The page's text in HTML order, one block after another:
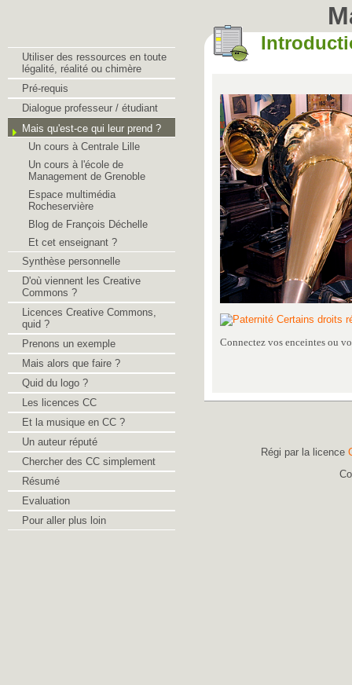
Utiliser des ressources en toute
légalité, réalité ou chimère
Pré-requis
Dialogue professeur / étudiant
Mais qu'est-ce qui leur prend ?
Un cours à Centrale Lille
Un cours à l'école de
Management de Grenoble
Espace multimédia
Rocheservière
Blog de François Déchelle
Et cet enseignant ?
Synthèse personnelle
D'où viennent les Creative
Commons ?
Licences Creative Commons,
quid ?
Prenons un exemple
Mais alors que faire ?
Quid du logo ?
Les licences CC
Et la musique en CC ?
Un auteur réputé
Chercher des CC simplement
Résumé
Evaluation
Pour aller plus loin
Certains droits
Connectez vos enceintes ou
Régi par la licence